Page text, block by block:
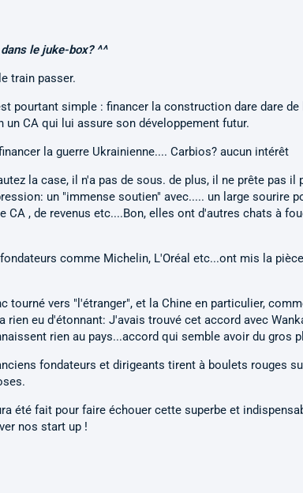
le juke-box? ^^
train passer.
pourtant simple : financer la construction dare dare
un CA qui lui assure son développement futur.
la guerre Ukrainienne.... Carbios? aucun intérêt
la case, il n'a pas de sous. de plus, il ne prête pas
un "immense soutien" avec..... un large sourire
CA , de revenus etc....Bon, elles ont d'autres chats à
comme Michelin, L'Oréal etc...ont mis la
tourné vers "l'étranger", et la Chine en particulier,
rien eu d'étonnant: J'avais trouvé cet accord avec
rien au pays...accord qui semble avoir du gros
fondateurs et dirigeants tirent à boulets rouges
été fait pour faire échouer cette superbe et
nos start up !